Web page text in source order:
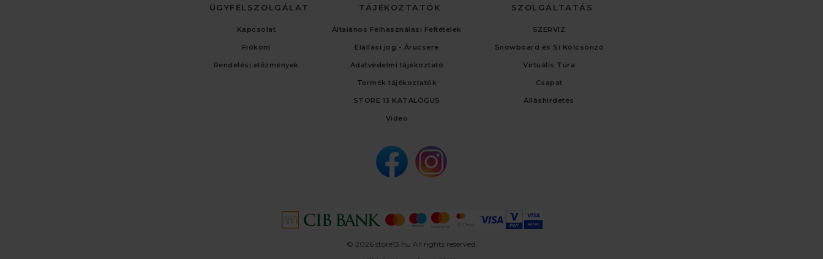
ÜGYFÉLSZOLGÁLAT
Kapcsolat
Fiókom
Rendelési előzmények
TÁJÉKOZTATÓK
Általános Felhasználási Feltételek
Elállási jog - Árucsere
Adatvédelmi tájékoztató
Termék tájékoztatók
STORE 13 KATALÓGUS
Video
SZOLGÁLTATÁS
SZERVIZ
Snowboard és Sí Kölcsönző
Virtuális Túra
Csapat
Álláshirdetés
© 2026 store13.hu All rights reserved.